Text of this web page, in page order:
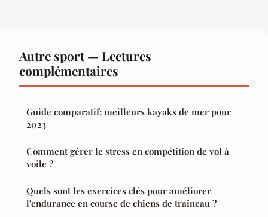
Autre sport — Lectures
complémentaires
Guide comparatif: meilleurs kayaks de mer pour
2023
Comment gérer le stress en compétition de vol à
voile ?
Quels sont les exercices clés pour améliorer
l'endurance en course de chiens de traîneau ?